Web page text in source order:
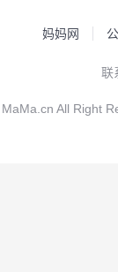
妈妈网
联
All Right